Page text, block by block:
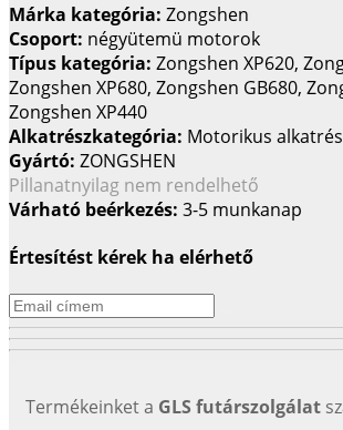
Márka kategória: Zongshen
Csoport: négyütemü motorok
Típus kategória: Zongshen XP620,
Zongshen XP680, Zongshen GB680,
Zongshen XP440
Alkatrészkategória: Motorikus
Gyártó: ZONGSHEN
Pillanatnyilag nem rendelhető
Várható beérkezés: 3-5 munkanap
Értesítést kérek ha elérhető
Termékeinket a GLS futárszolgálat